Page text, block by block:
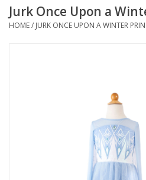
spellen
Jurk Once Upon a
HOME/ JURK ONCE UPON A WINTER